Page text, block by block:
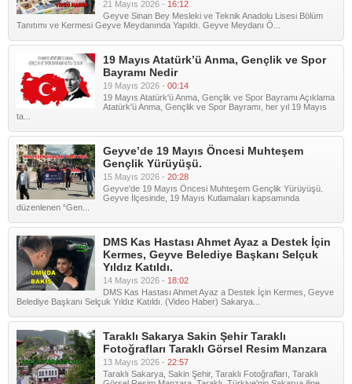
21 Mayıs 2026 - 16:12
Geyve Sinan Bey Mesleki ve Teknik Anadolu Lisesi Bölüm
Tanıtımı ve Kermesi Geyve Meydanında Yapıldı. Geyve Meydanı Ö...
19 Mayıs Atatürk’ü Anma, Gençlik ve Spor
Bayramı Nedir
19 Mayıs 2026 - 00:14
19 Mayıs Atatürk'ü Anma, Gençlik ve Spor Bayramı Açıklama
Atatürk'ü Anma, Gençlik ve Spor Bayramı, her yıl 19 Mayıs
ta...
Geyve’de 19 Mayıs Öncesi Muhteşem
Gençlik Yürüyüşü.
15 Mayıs 2026 - 20:28
Geyve'de 19 Mayıs Öncesi Muhteşem Gençlik Yürüyüşü.
Geyve İlçesinde, 19 Mayıs Kutlamaları kapsamında
düzenlenen “Gen...
DMS Kas Hastası Ahmet Ayaz a Destek İçin
Kermes, Geyve Belediye Başkanı Selçuk
Yıldız Katıldı.
14 Mayıs 2026 - 18:02
DMS Kas Hastası Ahmet Ayaz a Destek İçin Kermes, Geyve
Belediye Başkanı Selçuk Yıldız Katıldı. (Video Haber) Sakarya...
Taraklı Sakarya Sakin Şehir Taraklı
Fotoğrafları Taraklı Görsel Resim Manzara
13 Mayıs 2026 - 22:57
Taraklı Sakarya, Sakin Şehir, Taraklı Fotoğrafları, Taraklı